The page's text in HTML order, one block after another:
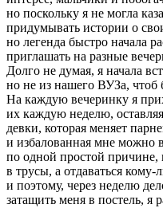
но поскольку я не могла
придумывать истории о
но легенда быстро начала
приглашать на разные
Долго не думая, я начала
но не из нашего ВУЗа, чтоб
На каждую вечеринку я
их каждую неделю,
девки, которая меняет
и избалованная мне можно
по одной простой причине,
в трусы, а отдаваться
и поэтому, через неделю
затащить меня в постель, я